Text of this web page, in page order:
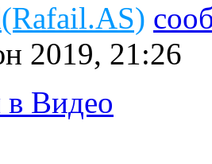
2019, 21:26
в Видео